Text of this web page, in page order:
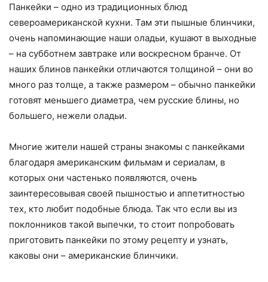
Панкейки – одно из традиционных блюд
североамериканской кухни. Там эти пышные блинчики,
очень напоминающие наши оладьи, кушают в выходные
– на субботнем завтраке или воскресном бранче. От
наших блинов панкейки отличаются толщиной – они во
много раз толще, а также размером – обычно панкейки
готовят меньшего диаметра, чем русские блины, но
большего, нежели оладьи.
Многие жители нашей страны знакомы с панкейками
благодаря американским фильмам и сериалам, в
которых они частенько появляются, очень
заинтересовывая своей пышностью и аппетитностью
тех, кто любит подобные блюда. Так что если вы из
поклонников такой выпечки, то стоит попробовать
приготовить панкейки по этому рецепту и узнать,
каковы они – американские блинчики.